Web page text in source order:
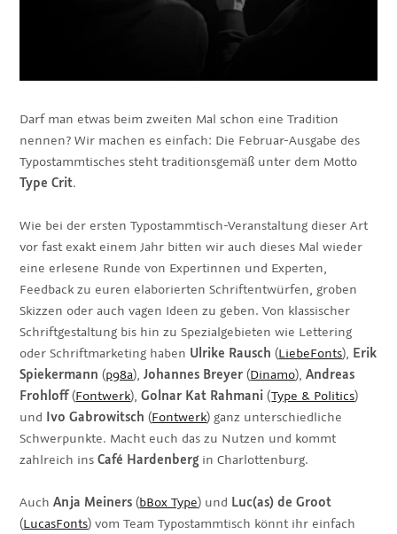
Darf man etwas beim zweiten Mal schon eine Tradition
nennen? Wir machen es einfach: Die Februar-Ausgabe des
Typostammtisches steht traditionsgemäß unter dem Motto
Type Crit.
Wie bei der ersten Typostammtisch-Veranstaltung dieser Art
vor fast exakt einem Jahr bitten wir auch dieses Mal wieder
eine erlesene Runde von Expertinnen und Experten,
Feedback zu euren elaborierten Schriftentwürfen, groben
Skizzen oder auch vagen Ideen zu geben. Von klassischer
Schriftgestaltung bis hin zu Spezialgebieten wie Lettering
oder Schriftmarketing haben Ulrike Rausch (LiebeFonts), Erik
Spiekermann (p98a),Johannes Breyer (Dinamo),Andreas
Frohloff(Fontwerk),Golnar Kat Rahmani (Type & Politics)
und Ivo Gabrowitsch (Fontwerk) ganz unterschiedliche
Schwerpunkte. Macht euch das zu Nutzen und kommt
zahlreich insCafé Hardenbergin Charlottenburg.
AuchAnja Meiners(bBox Type) und Luc(as) de Groot
(LucasFonts) vom Team Typostammtisch könnt ihr einfach